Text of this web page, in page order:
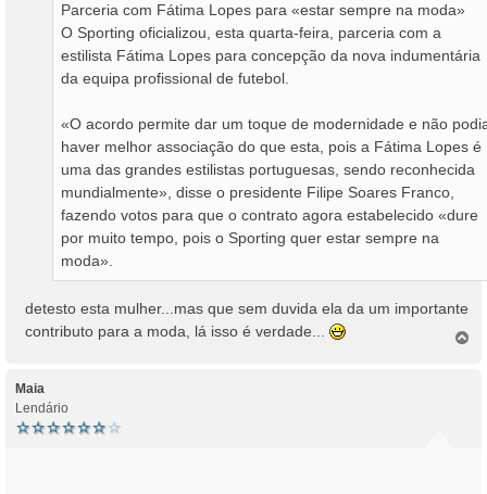
Parceria com Fátima Lopes para «estar sempre na moda»
O Sporting oficializou, esta quarta-feira, parceria com a
estilista Fátima Lopes para concepção da nova indumentária
da equipa profissional de futebol.
«O acordo permite dar um toque de modernidade e não
haver melhor associação do que esta, pois a Fátima Lopes é
uma das grandes estilistas portuguesas, sendo reconhecida
mundialmente», disse o presidente Filipe Soares Franco,
fazendo votos para que o contrato agora estabelecido «dure
por muito tempo, pois o Sporting quer estar sempre na
moda».
detesto esta mulher...mas que sem duvida ela da um importante
contributo para a moda, lá isso é verdade...
Maia
Lendário